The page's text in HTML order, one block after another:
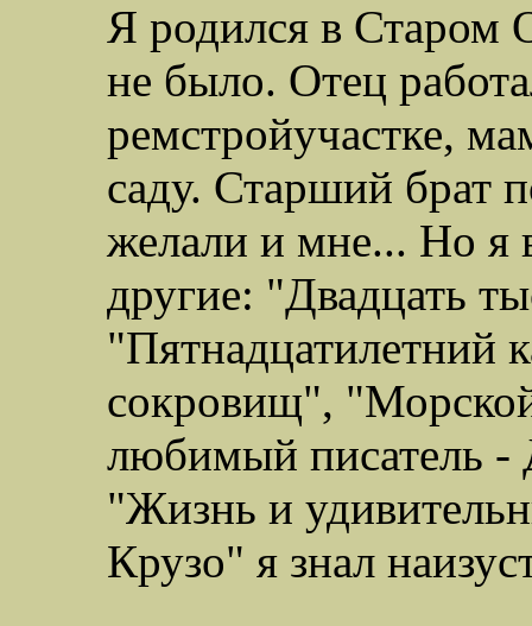
Я родился в Старом
не было. Отец
ремстройучастке,
саду. Старший брат
желали и мне... Но я
другие: "Двадцать
"Пятнадцатилетний
сокровищ",
любимый писатель -
"Жизнь и
Крузо" я знал